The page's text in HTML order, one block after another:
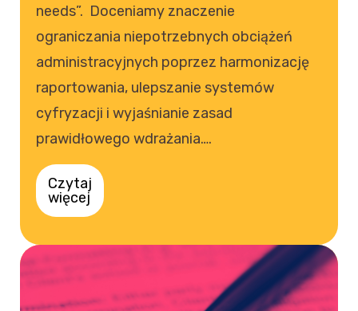
needs”. Doceniamy znaczenie
ograniczania niepotrzebnych obciążeń
administracyjnych poprzez harmonizację
raportowania, ulepszanie systemów
cyfryzacji i wyjaśnianie zasad
prawidłowego wdrażania….
Czytaj
więcej